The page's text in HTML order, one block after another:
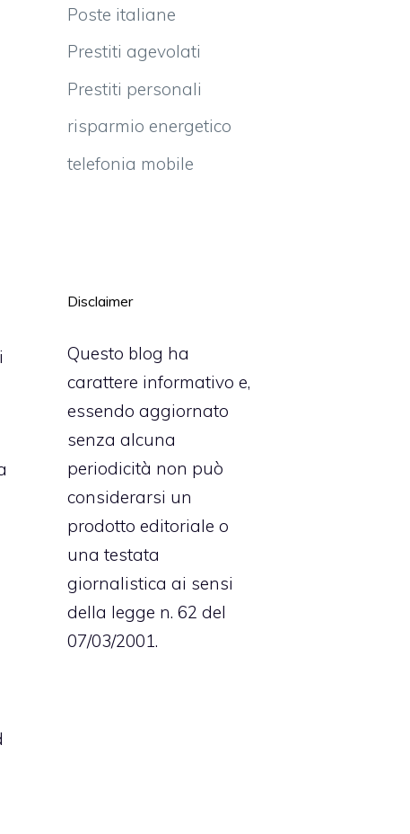
Poste italiane
Prestiti agevolati
Prestiti personali
risparmio energetico
telefonia mobile
Disclaimer
Questo blog ha
carattere informativo e,
essendo aggiornato
senza alcuna
periodicità non può
considerarsi un
prodotto editoriale o
una testata
giornalistica ai sensi
della legge n. 62 del
07/03/2001.